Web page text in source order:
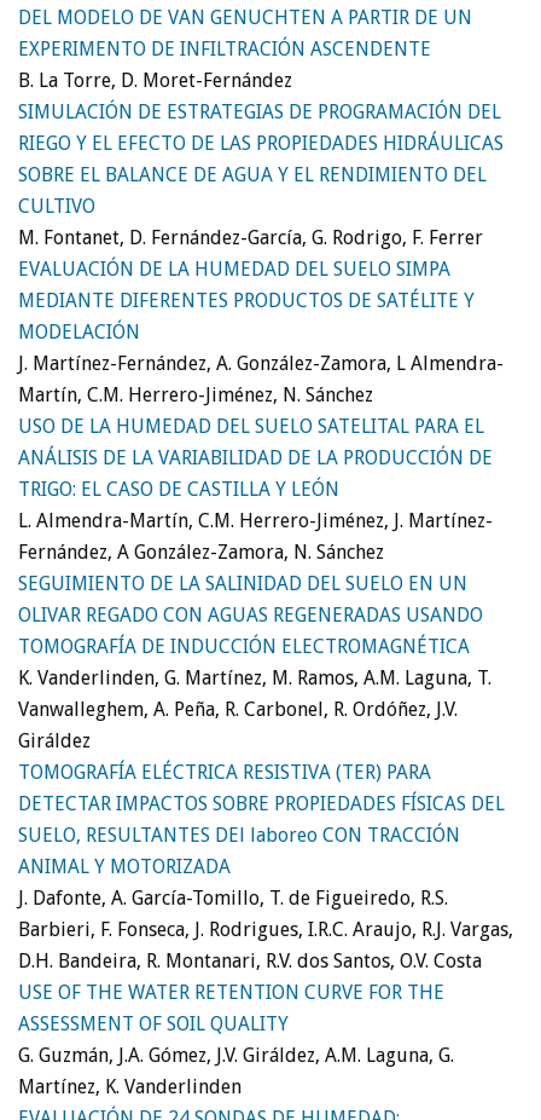
DEL MODELO DE VAN GENUCHTEN A PARTIR DE UN
EXPERIMENTO DE INFILTRACIÓN ASCENDENTE
B. La Torre, D. Moret-Fernández
SIMULACIÓN DE ESTRATEGIAS DE PROGRAMACIÓN DEL
RIEGO Y EL EFECTO DE LAS PROPIEDADES HIDRÁULICAS
SOBRE EL BALANCE DE AGUA Y EL RENDIMIENTO DEL
CULTIVO
M. Fontanet, D. Fernández-García, G. Rodrigo, F. Ferrer
EVALUACIÓN DE LA HUMEDAD DEL SUELO SIMPA
MEDIANTE DIFERENTES PRODUCTOS DE SATÉLITE Y
MODELACIÓN
J. Martínez-Fernández, A. González-Zamora, L Almendra-
Martín, C.M. Herrero-Jiménez, N. Sánchez
USO DE LA HUMEDAD DEL SUELO SATELITAL PARA EL
ANÁLISIS DE LA VARIABILIDAD DE LA PRODUCCIÓN DE
TRIGO: EL CASO DE CASTILLA Y LEÓN
L. Almendra-Martín, C.M. Herrero-Jiménez, J. Martínez-
Fernández, A González-Zamora, N. Sánchez
SEGUIMIENTO DE LA SALINIDAD DEL SUELO EN UN
OLIVAR REGADO CON AGUAS REGENERADAS USANDO
TOMOGRAFÍA DE INDUCCIÓN ELECTROMAGNÉTICA
K. Vanderlinden, G. Martínez, M. Ramos, A.M. Laguna, T.
Vanwalleghem, A. Peña, R. Carbonel, R. Ordóñez, J.V.
Giráldez
TOMOGRAFÍA ELÉCTRICA RESISTIVA (TER) PARA
DETECTAR IMPACTOS SOBRE PROPIEDADES FÍSICAS DEL
SUELO, RESULTANTES DEl laboreo CON TRACCIÓN
ANIMAL Y MOTORIZADA
J. Dafonte, A. García-Tomillo, T. de Figueiredo, R.S.
Barbieri, F. Fonseca, J. Rodrigues, I.R.C. Araujo, R.J. Vargas,
D.H. Bandeira, R. Montanari, R.V. dos Santos, O.V. Costa
USE OF THE WATER RETENTION CURVE FOR THE
ASSESSMENT OF SOIL QUALITY
G. Guzmán, J.A. Gómez, J.V. Giráldez, A.M. Laguna, G.
Martínez, K. Vanderlinden